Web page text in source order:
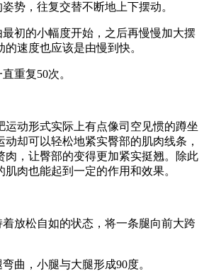
势，往复交替不断地上下摆动。
初的小幅度开始，之后再慢慢加大摆
速度也应该是由慢到快。
重复50次。
运动形式实际上有点像司空见惯的蹲坐
却可以轻松地紧实臀部的肌肉线条，
肉，让臀部的变得更加紧实挺翘。除此
肉也能起到一定的作用和效果。
放松自如的状态，将一条腿向前大跨
曲，小腿与大腿形成90度。